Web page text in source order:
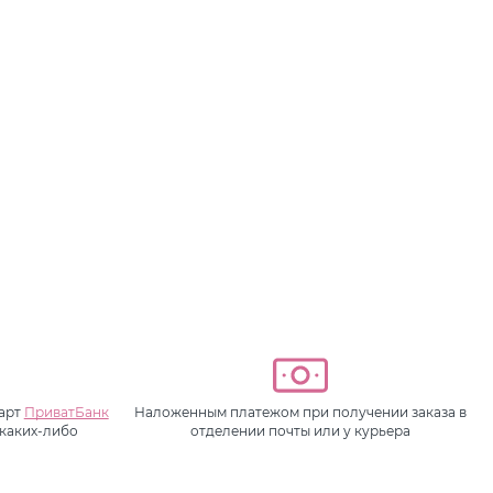
ПриватБанк
либо
Наложенным платежом при получении заказа в
отделении почты или у курьера